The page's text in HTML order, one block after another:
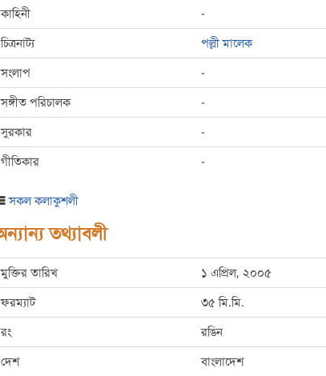
কাহিনী -
চিত্রনাট্য পল্লী মালেক
সংলাপ -
সঙ্গীত পরিচালক -
সুরকার -
গীতিকার -
সকল কলাকুশলী
তথ্যাবলী
মুক্তির তারিখ ১ এপ্রিল, ২০০৫
ফরম্যাট ৩৫ মি.মি.
রং রঙিন
দেশ বাংলাদেশ